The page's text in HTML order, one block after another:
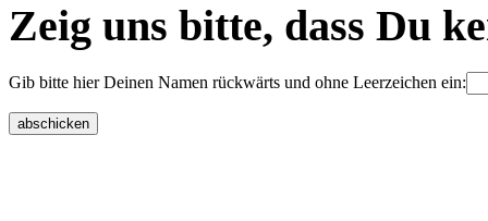
Zeig uns bitte, dass Du
Gib bitte hier Deinen Namen rückwärts und ohne Leerzeichen ein: